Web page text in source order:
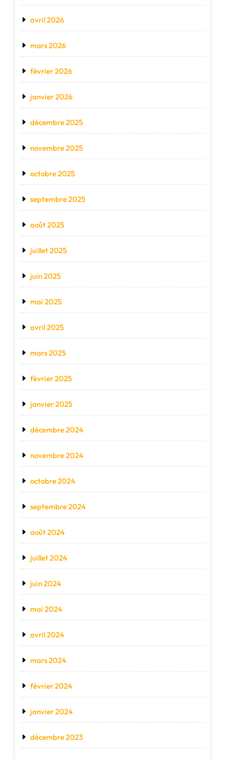
avril 2026
mars 2026
février 2026
janvier 2026
décembre 2025
novembre 2025
octobre 2025
septembre 2025
août 2025
juillet 2025
juin 2025
mai 2025
avril 2025
mars 2025
février 2025
janvier 2025
décembre 2024
novembre 2024
octobre 2024
septembre 2024
août 2024
juillet 2024
juin 2024
mai 2024
avril 2024
mars 2024
février 2024
janvier 2024
décembre 2023